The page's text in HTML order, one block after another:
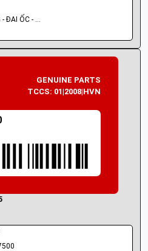
NHÓM PHỤ TÙNG: BU LÔNG - ĐAI ỐC - VÍT
GENUINE PARTS
TCCS: 01|2008|HVN